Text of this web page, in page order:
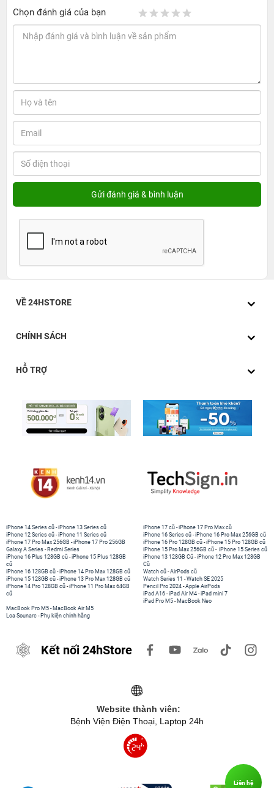
Chọn đánh giá của bạn
VỀ 24HSTORE
CHÍNH SÁCH
HỖ TRỢ
iPhone 14 Series cũ -iPhone 13 Series cũ
iPhone 12 Series cũ -iPhone 11 Series cũ
iPhone 17 Pro Max 256GB -iPhone 17 Pro 256GB
Galaxy A Series - Redmi Series
iPhone 17 cũ -iPhone 17 Pro Max cũ
iPhone 16 Series cũ - iPhone 16 Pro Max 256GB cũ
iPhone 16 Pro 128GB cũ -iPhone 15 Pro 128GB cũ
iPhone 15 Pro Max 256GB cũ - iPhone 15 Series cũ
iPhone 16 Plus 128GB cũ -iPhone 15 Plus 128GB
cũ
iPhone 16 128GB cũ -iPhone 14 Pro Max 128GB cũ
iPhone 15 128GB cũ -iPhone 13 Pro Max 128GB cũ
iPhone 14 Pro 128GB cũ -iPhone 11 Pro Max 64GB
cũ
iPhone 13 128GB Cũ -iPhone 12 Pro Max 128GB
Cũ
Watch cũ -AirPods cũ
Watch Series 11 -Watch SE 2025
Pencil Pro 2024 -Apple AirPods
iPad A16 -iPad Air M4 -iPad mini 7
iPad Pro M5 - MacBook Neo
MacBook Pro M5 - MacBook Air M5
Loa Sounarc - Phụ kiện chính hãng
Kết nối 24hStore
Website thành viên:
Bệnh Viện Điện Thoại, Laptop 24h
Liên hệ